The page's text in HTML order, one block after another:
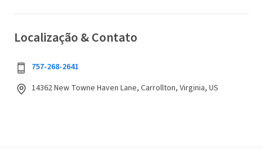
Localização & Contato
757-268-2641
14362 New Towne Haven Lane, Carrollton, Virginia, US